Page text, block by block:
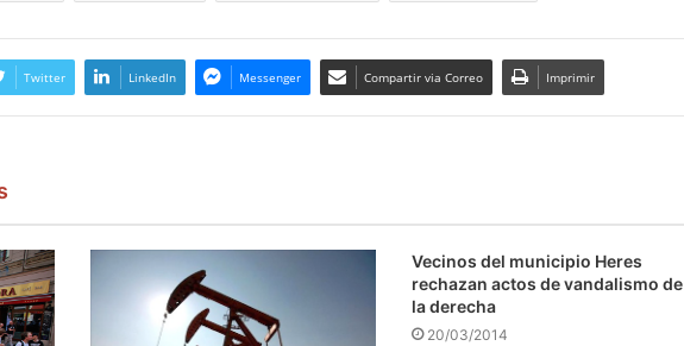
Twitter LinkedIn Messenger Compartir via Correo Imprimir
Vecinos del municipio Heres
rechazan actos de vandalismo de
la derecha
20/03/2014